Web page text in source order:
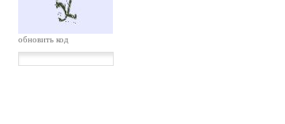
обновить код